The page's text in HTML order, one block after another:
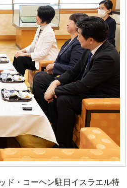
ド・コーヘン駐日イスラエル特